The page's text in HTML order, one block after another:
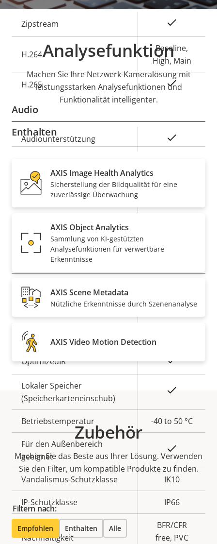
Eigentumsbeschreibung Eigentumswert
Zipstream
H.264
Baseline,
High, Main
H.265 Ja
Audio
Eigentumsbeschreibung Eigentumswert
Audiounterstützung
Security
Eigentumsbeschreibung Eigentumswert
Secure Boot
Allgemein
Eigentumsbeschreibung
Remote-Fokus
Integrierte IR-Beleuchtung
OptimizedIR Ja
Lokaler Speicher
(Speicherkarteneinschub)
Betriebstemperatur -40 to 50 °C
Für den Außenbereich
geeignet
Vandalismus-Schutzklasse IK10
IP-Schutzklasse IP66
Nachhaltigkeit
BFR/CFR
free, PVC
Analysefunktion
Machen Sie Ihre Netzwerk-Kameralösung mit
leistungsstarken Analysefunktionen und
Funktionalität intelligenter.
Enthalten
AXIS Image Health Analytics
Sicherstellung der Bildqualität für eine
zuverlässige Überwachung
AXIS Object Analytics
Sammlung von KI-gestützten
Analysefunktionen für verwertbare
Erkenntnisse
AXIS Scene Metadata
Nützliche Erkenntnisse durch Szenenanalyse
AXIS Video Motion Detection
Zubehör
Machen Sie das Beste aus Ihrer Lösung. Verwenden
Sie den Filter, um kompatible Produkte zu finden.
Filtern nach:
Empfohlen Enthalten Alle